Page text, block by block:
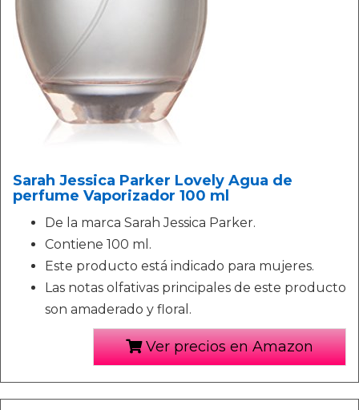
Sarah Jessica Parker Lovely Agua de
perfume Vaporizador 100 ml
De la marca Sarah Jessica Parker.
Contiene 100 ml.
Este producto está indicado para mujeres.
Las notas olfativas principales de este producto
son amaderado y floral.
Ver precios en Amazon